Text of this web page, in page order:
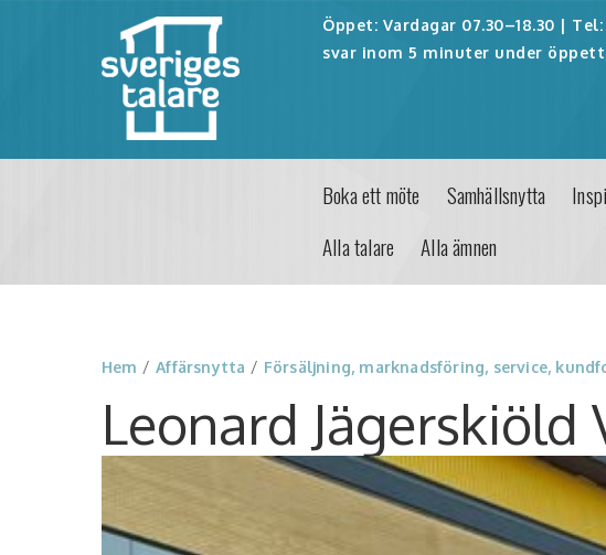
Öppet: Vardagar 07.30–18.30 |
svar inom 5 minuter under
Boka ett möte Samhällsnytta
Alla talare
Alla ämnen
Hem /Affärsnytta / Försäljning, marknadsföring, service,
Leonard Jägerskiöld